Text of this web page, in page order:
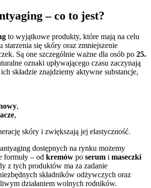
– co to jest?
to wyjątkowe produkty, które mają na celu
starzenia się skóry oraz zmniejszenie
Są one szczególnie ważne dla osób po 25.
oznaki upływającego czasu zaczynają
składzie znajdziemy aktywne substancje,
,
,
skóry i zwiększają jej elastyczność.
dostępnych na rynku możemy
formuły – od kremów po serum i maseczki
z tych produktów ma za zadanie
składników odżywczych oraz
działaniem wolnych rodników.